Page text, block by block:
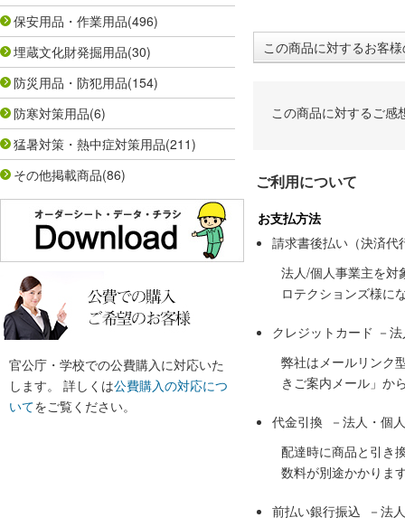
保安用品・作業用品(496)
埋蔵文化財発掘用品(30)
防災用品・防犯用品(154)
防寒対策用品(6)
猛暑対策・熱中症対策用品(211)
その他掲載商品(86)
官公庁・学校での公費購入に対応いた
します。 詳しくは公費購入の対応につ
いてをご覧ください。
この商品に対するお客
この商品に対するご感
ご利用について
お支払方法
請求書後払い（決済代
法人/個人事業主を対
ロテクションズ様に
クレジットカード －
弊社はメールリンク
きご案内メール」か
代金引換 －法人・個
配達時に商品と引き
数料が別途かかりま
前払い銀行振込 －法